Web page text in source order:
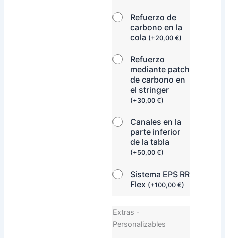
Refuerzo de
carbono en la
cola (+20,00€)
Refuerzo
mediante patch
de carbono en
el stringer
(+30,00€)
Canales en la
parte inferior
de la tabla
(+50,00€)
Sistema EPS RR
Flex (+100,00€)
Extras -
Personalizables